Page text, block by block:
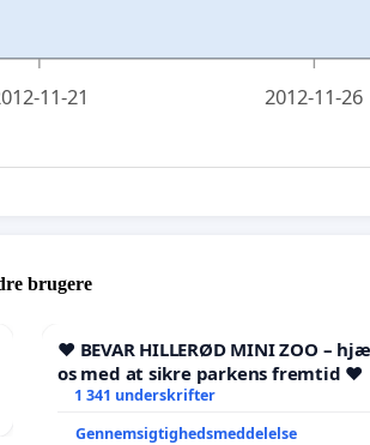
11-21 2012-11-26
brugere
❤️ BEVAR HILLERØD MINI ZOO –
os med at sikre parkens fremtid ❤️
1 341 underskrifter
Gennemsigtighedsmeddelelse